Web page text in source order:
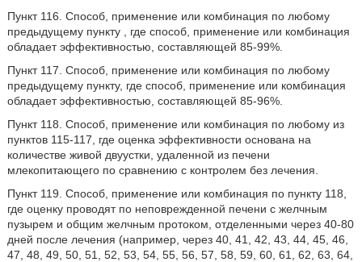
Пункт 116. Способ, применение или комбинация по любому
предыдущему пункту , где способ, применение или комбинация
обладает эффективностью, составляющей 85-99%.
Пункт 117. Способ, применение или комбинация по любому
предыдущему пункту, где способ, применение или комбинация
обладает эффективностью, составляющей 85-96%.
Пункт 118. Способ, применение или комбинация по любому из
пунктов 115-117, где оценка эффективности основана на
количестве живой двуустки, удаленной из печени
млекопитающего по сравнению с контролем без лечения.
Пункт 119. Способ, применение или комбинация по пункту 118,
где оценку проводят по неповрежденной печени с желчным
пузырем и общим желчным протоком, отделенными через 40-80
дней после лечения (например, через 40, 41, 42, 43, 44, 45, 46,
47, 48, 49, 50, 51, 52, 53, 54, 55, 56, 57, 58, 59, 60, 61, 62, 63, 64,